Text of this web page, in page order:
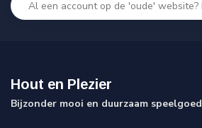
Hout en Plezier
Bijzonder mooi en duurzaam speelgoed